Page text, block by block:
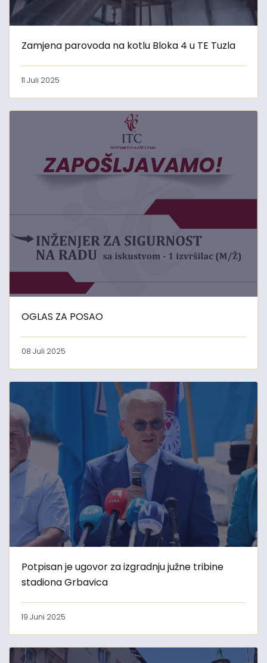
Zamjena parovoda na kotlu Bloka 4 u TE Tuzla
11 Juli 2025
OGLAS ZA POSAO
08 Juli 2025
Potpisan je ugovor za izgradnju južne tribine
stadiona Grbavica
19 Juni 2025